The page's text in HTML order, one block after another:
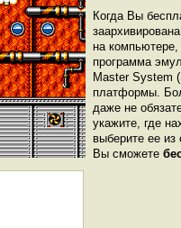
Когда Вы
на
программа
Master System
платформы.
даже не
укажите, где
выберите ее из
Вы сможете